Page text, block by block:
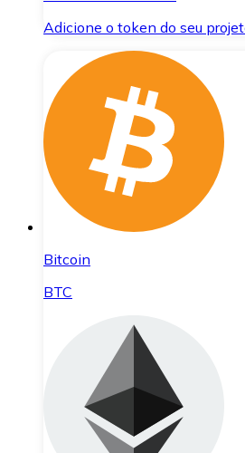
Adicione o token do seu
Bitcoin
BTC